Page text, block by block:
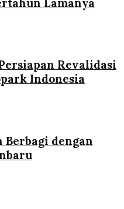
Lamanya
Revalidasi
Indonesia
dengan